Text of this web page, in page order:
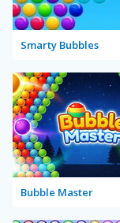
Smarty Bubbles
Bubble Master